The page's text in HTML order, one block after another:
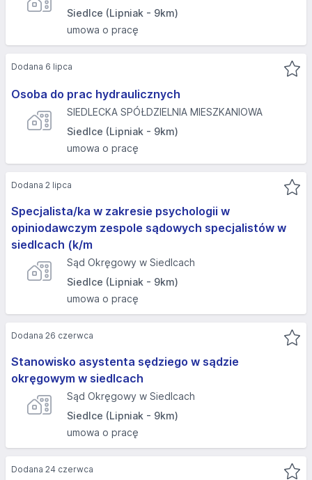
Siedlce (Lipniak - 9km)
umowa o pracę
Osoba do prac hydraulicznych
SIEDLECKA SPÓŁDZIELNIA MIESZKANIOWA
Siedlce (Lipniak - 9km)
umowa o pracę
Dodana 6 lipca
Specjalista/ka w zakresie psychologii w
opiniodawczym zespole sądowych specjalistów w
siedlcach (k/m
Sąd Okręgowy w Siedlcach
Siedlce (Lipniak - 9km)
umowa o pracę
Dodana 2 lipca
Stanowisko asystenta sędziego w sądzie
okręgowym w siedlcach
Sąd Okręgowy w Siedlcach
Siedlce (Lipniak - 9km)
umowa o pracę
Dodana 26 czerwca
Dodana 24 czerwca